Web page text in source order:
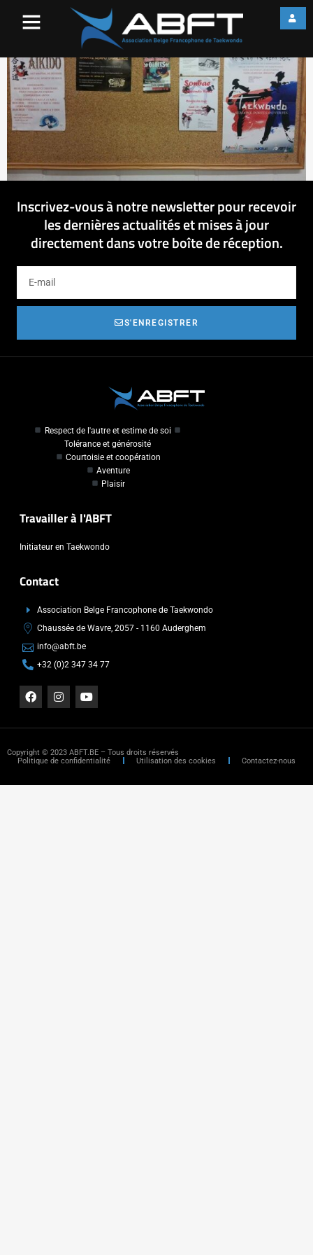
Inscrivez-vous à notre newsletter pour recevoir
les dernières actualités et mises à jour
directement dans votre boîte de réception.
S'ENREGISTRER
Respect de l'autre et estime de soi
Tolérance et générosité
Courtoisie et coopération
Aventure
Plaisir
Travailler à l'ABFT
Initiateur en Taekwondo
Contact
Association Belge Francophone de Taekwondo
Chaussée de Wavre, 2057 - 1160 Auderghem
info@abft.be
+32 (0)2 347 34 77
Copyright © 2023 ABFT.BE – Tous droits réservés
Politique de confidentialité
Utilisation des cookies Contactez-nous